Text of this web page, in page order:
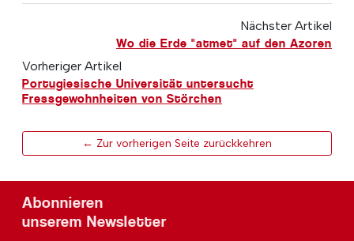
Nächster Artikel
Wo die Erde "atmet" auf den Azoren
Vorheriger Artikel
Portugiesische Universität untersucht
Fressgewohnheiten von Störchen
← Zur vorherigen Seite zurückkehren
Abonnieren
unserem Newsletter